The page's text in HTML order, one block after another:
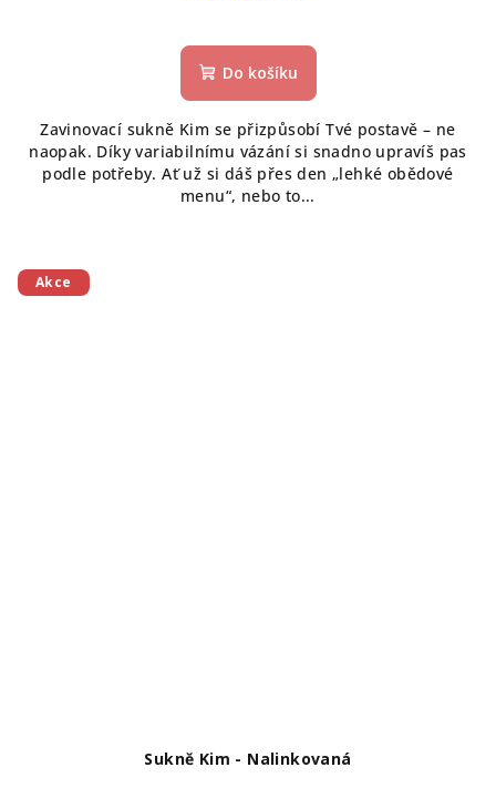
Do košíku
Zavinovací sukně Kim se přizpůsobí Tvé postavě – ne
naopak. Díky variabilnímu vázání si snadno upravíš pas
podle potřeby. Ať už si dáš přes den „lehké obědové
menu“, nebo to...
Akce
Sukně Kim - Nalinkovaná